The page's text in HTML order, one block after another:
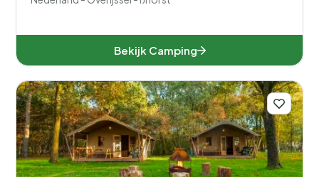
Bekijk Camping